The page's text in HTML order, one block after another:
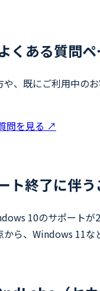
くある質問
、既にご利用中の
問を見る ↗
ト終了に伴う
10のサポート
ら、Windows 11な